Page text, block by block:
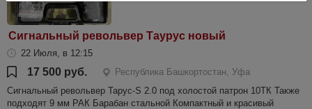
Сигнальный револьвер Таурус новый
22 Июля, в 12:15
17 500 руб.
Республика Башкортостан, Уфа
Сигнальный револьвер Тарус-S 2.0 под холостой патрон 10ТК Также
подходят 9 мм РАК Барабан стальной Компактный и красивый